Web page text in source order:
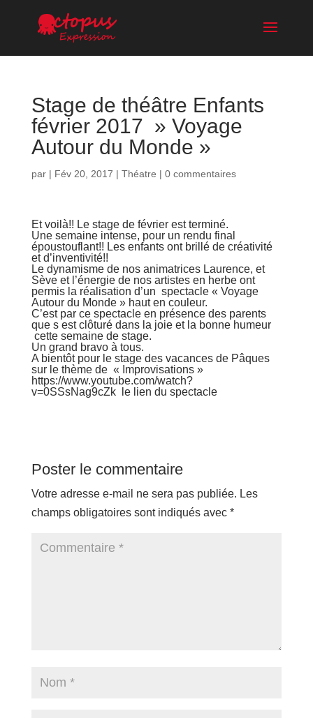
Stage de théâtre Enfants
février 2017 » Voyage
Autour du Monde »
par | Fév 20, 2017 | Théatre | 0 commentaires
Et voilà!! Le stage de février est terminé.
Une semaine intense, pour un rendu final
époustouflant!! Les enfants ont brillé de créativité
et d’inventivité!!
Le dynamisme de nos animatrices Laurence, et
Sève et l’énergie de nos artistes en herbe ont
permis la réalisation d’un spectacle « Voyage
Autour du Monde » haut en couleur.
C’est par ce spectacle en présence des parents
que s est clôturé dans la joie et la bonne humeur
cette semaine de stage.
Un grand bravo à tous.
A bientôt pour le stage des vacances de Pâques
sur le thème de « Improvisations »
https://www.youtube.com/watch?
v=0SSsNag9cZkle lien du spectacle
Poster le commentaire
Votre adresse e-mail ne sera pas publiée. Les
champs obligatoires sont indiqués avec *